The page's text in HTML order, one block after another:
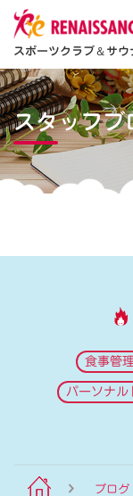
スポーツクラブ＆サ
スタッフブ
食事管
パーソナル
ブログ